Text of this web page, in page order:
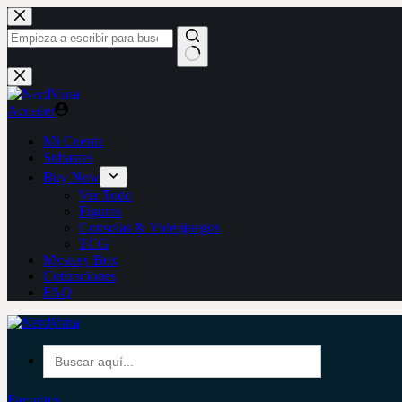
Saltar
al
contenido
Sin
resultados
Acceder
Mi Cuenta
Subastas
Buy Now
Ver Todo
Figuras
Consolas & Videojuegos
TCG
Mystery Box
Cotizaciones
FAQ
Buscar: